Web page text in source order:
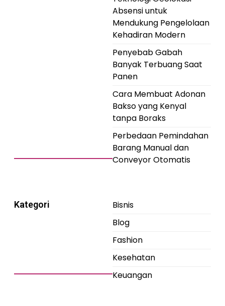
Absensi untuk
Mendukung Pengelolaan
Kehadiran Modern
Penyebab Gabah
Banyak Terbuang Saat
Panen
Cara Membuat Adonan
Bakso yang Kenyal
tanpa Boraks
Perbedaan Pemindahan
Barang Manual dan
Conveyor Otomatis
Kategori
Bisnis
Blog
Fashion
Kesehatan
Keuangan